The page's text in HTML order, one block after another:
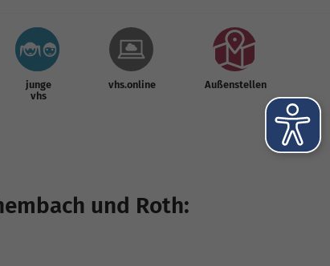
junge
vhs
vhs.online Außenstellen
und Roth: